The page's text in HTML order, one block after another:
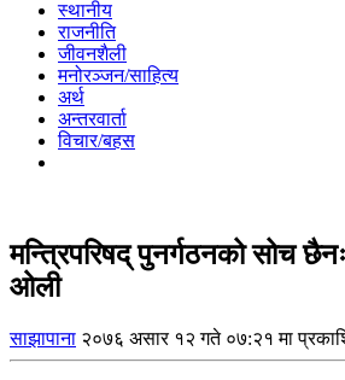
स्थानीय
राजनीति
जीवनशैली
मनोरञ्जन/साहित्य
अर्थ
अन्तरवार्ता
विचार/बहस
मन्त्रिपरिषद् पुनर्गठनको सोच
ओली
साझापाना २०७६ असार १२ गते ०७:२१ मा